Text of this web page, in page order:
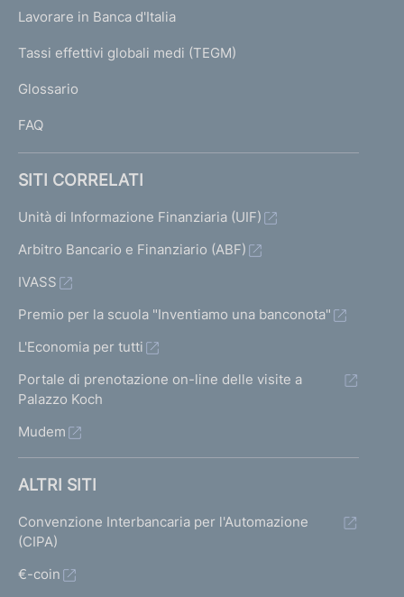
g
T
I
I
Lavorare in Banca d'Italia
Tassi effettivi globali medi (TEGM)
Glossario
FAQ
SITI CORRELATI
Unità di Informazione Finanziaria (UIF)
Arbitro Bancario e Finanziario (ABF)
IVASS
Premio per la scuola "Inventiamo una banconota"
L'Economia per tutti
Portale di prenotazione on-line delle visite a
Palazzo Koch
Mudem
ALTRI SITI
Convenzione Interbancaria per l'Automazione
(CIPA)
€-coin